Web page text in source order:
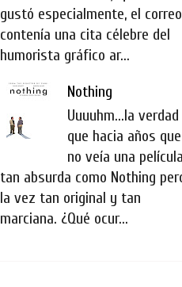
gustó especialmente, el correo
contenía una cita célebre del
humorista gráfico ar...
Nothing
Uuuuhm...la
que hacia años que
no veía una película
tan absurda como Nothing
la vez tan original y tan
marciana. ¿Qué ocur...